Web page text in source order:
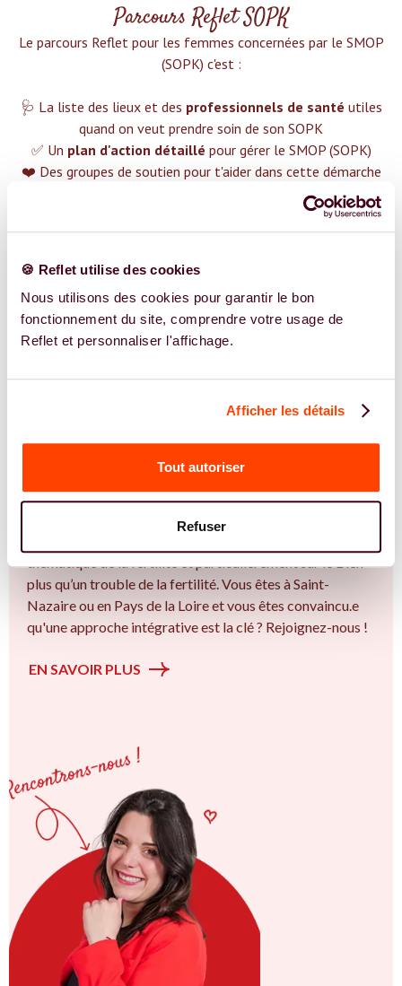
🍪 Reflet utilise des cookies
Nous utilisons des cookies pour garantir le bon
fonctionnement du site, comprendre votre usage de
Reflet et personnaliser l'affichage.
Afficher les détails
Tout autoriser
Refuser
Parcours Reflet SOPK
Le parcours Reflet pour les femmes concernées par le SMOP
(SOPK) c'est :‍
🩺 La liste des lieux et des professionnels de santé utiles
quand on veut prendre soin de son SOPK
✅ Un plan d'action détaillé pour gérer le SMOP (SOPK)
❤️ Des groupes de soutien pour t'aider dans cette démarche
😉 Du contenu avec tout ce que tu dois savoir sur
le SMOP
Plus de 400 femmes déjà accompagnées !
Vous êtes Ostéopathe expert.e.s en SMOP
(SOPK) ?
Vous êtes Ostéopathe spécialiste dans dans
thématique de la fertilité et particulièrement sur le Bien
plus qu’un trouble de la fertilité. Vous êtes à Saint-
Nazaire ou en Pays de la Loire et vous êtes convaincu.e
qu'une approche intégrative est la clé ? Rejoignez-nous !
EN SAVOIR PLUS